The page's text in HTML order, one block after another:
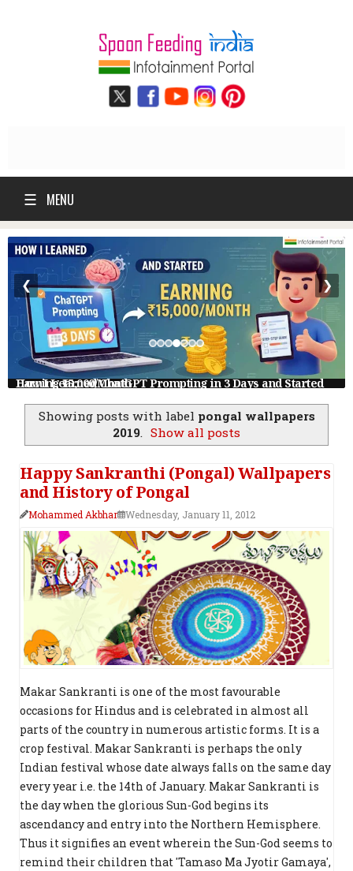
☰ MENU
How I Learned ChatGPT Prompting in 3 Days and Started Earning ₹15,000/Month
❮ ❯
Showing posts with label pongal wallpapers
2019. Show all posts
Happy Sankranthi (Pongal) Wallpapers
and History of Pongal
Mohammed Akbhar Wednesday, January 11, 2012
Makar Sankranti is one of the most favourable
occasions for Hindus and is celebrated in almost all
parts of the country in numerous artistic forms. It is a
crop festival. Makar Sankranti is perhaps the only
Indian festival whose date always falls on the same day
every year i.e. the 14th of January. Makar Sankranti is
the day when the glorious Sun-God begins its
ascendancy and entry into the Northern Hemisphere.
Thus it signifies an event wherein the Sun-God seems to
remind their children that 'Tamaso Ma Jyotir Gamaya',